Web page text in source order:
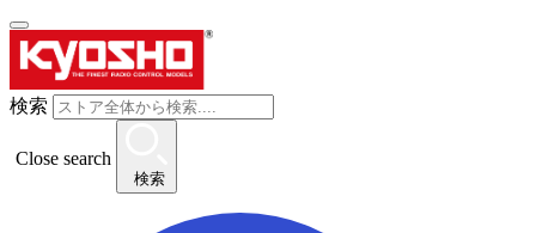
検索
Close search
検索